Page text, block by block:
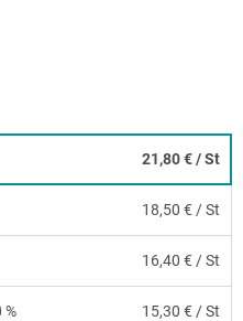
21,80 €/ St
18,50 € / St
16,40 € / St
% 15,30 € / St